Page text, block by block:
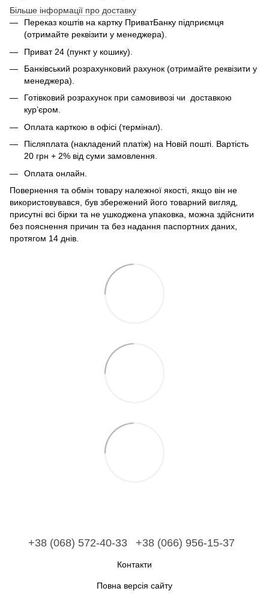
Більше інформації про доставку
Переказ коштів на картку ПриватБанку підприємця
(отримайте реквізити у менеджера).
Приват 24 (пункт у кошику).
Банківський розрахунковий рахунок (отримайте реквізити у
менеджера).
Готівковий розрахунок при самовивозі чи доставкою
кур’єром.
Оплата карткою в офісі (термінал).
Післяплата (накладений платіж) на Новій пошті. Вартість
20 грн + 2% від суми замовлення.
Оплата онлайн.
Повернення та обмін товару належної якості, якщо він не
використовувався, був збережений його товарний вигляд,
присутні всі бірки та не ушкоджена упаковка, можна здійснити
без пояснення причин та без надання паспортних даних,
протягом 14 днів.
+38 (068) 572-40-33 +38 (066) 956-15-37
Контакти
Повна версія сайту